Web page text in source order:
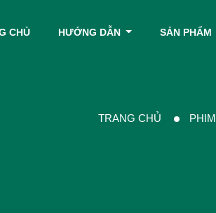
CHỦ HƯỚNG DẪN SẢN PHẨM
TRANG CHỦ PHIM